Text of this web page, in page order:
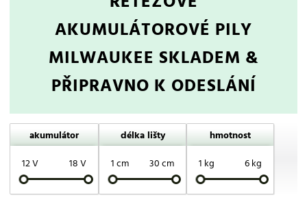
AKUMULÁTOROVÉ PILY
MILWAUKEE SKLADEM &
PŘIPRAVNO K ODESLÁNÍ
akumulátor
12 V
18 V
délka lišty
1 cm
30 cm
hmotnost
1 kg
6 kg